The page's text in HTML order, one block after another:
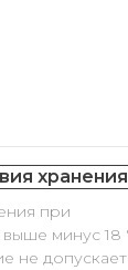
при
минус 18
не